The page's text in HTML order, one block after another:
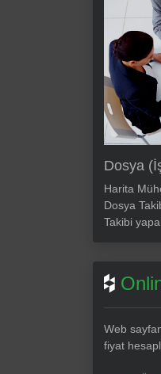
Dosya
Harita
Dosya
Takibi
Web
fiyat